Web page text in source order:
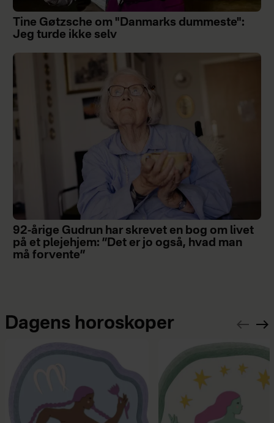
Tine Gøtzsche om "Danmarks dummeste":
Jeg turde ikke selv
92-årige Gudrun har skrevet en bog om livet
på et plejehjem: ”Det er jo også, hvad man
må forvente”
Dagens horoskoper